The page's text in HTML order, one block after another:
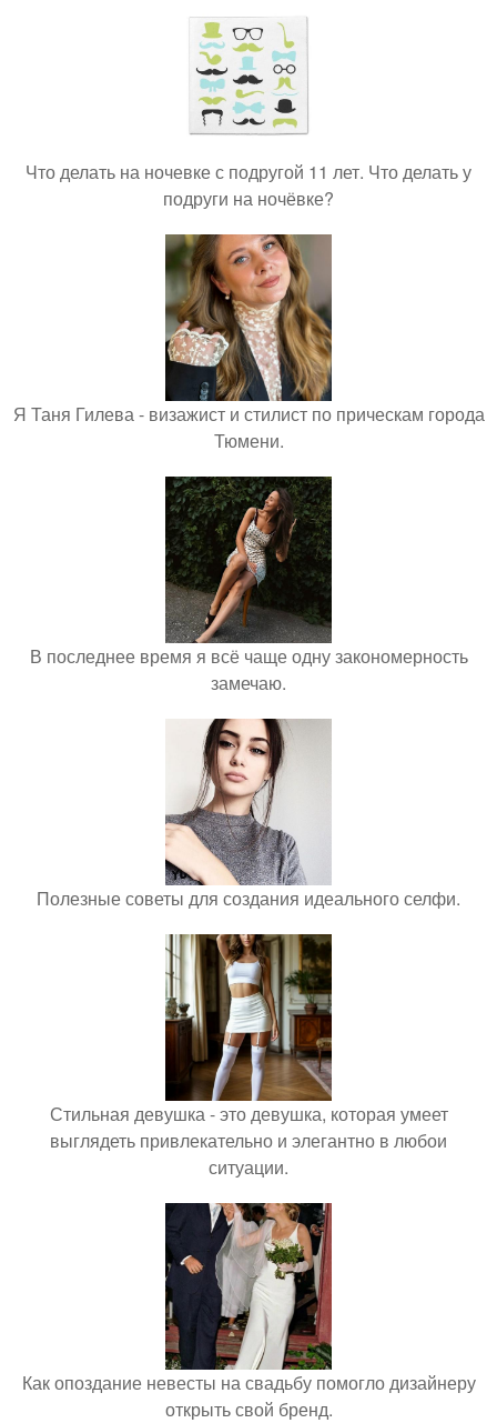
Что делать на ночевке с подругой 11 лет. Что делать у
подруги на ночёвке?
Я Таня Гилева - визажист и стилист по прическам города
Тюмени.
В последнее время я всё чаще одну закономерность
замечаю.
Полезные советы для создания идеального селфи.
Стильная девушка - это девушка, которая умеет
выглядеть привлекательно и элегантно в любои
ситуации.
Как опоздание невесты на свадьбу помогло дизайнеру
открыть свой бренд.